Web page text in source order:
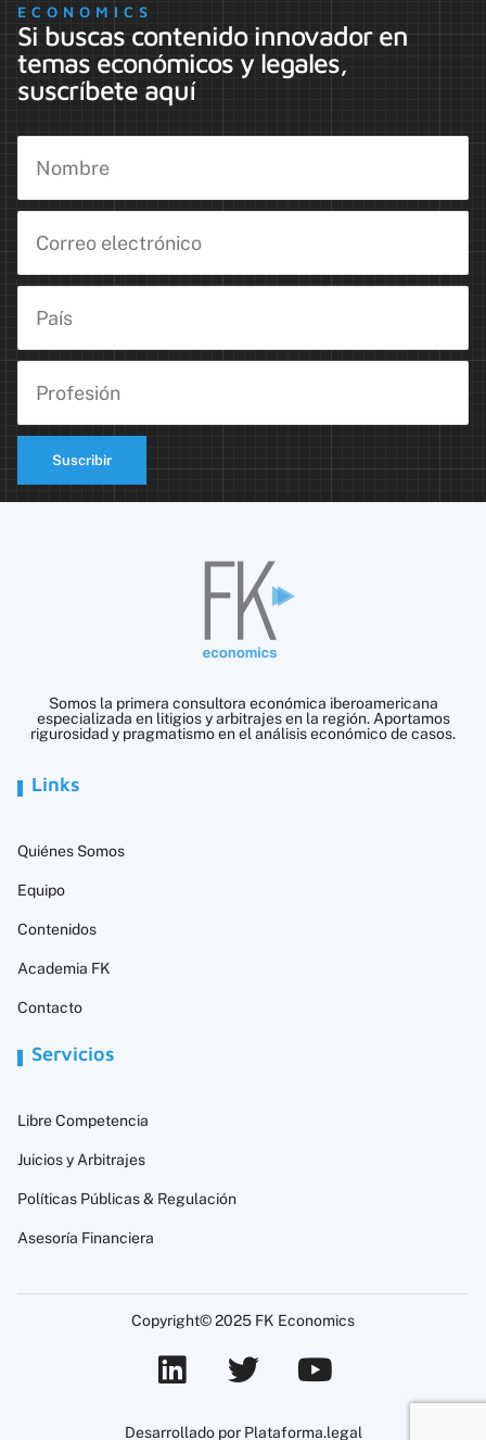
ECONOMICS
Si buscas contenido innovador en
temas económicos y legales,
suscríbete aquí
Suscribir
Somos la primera consultora económica iberoamericana
especializada en litigios y arbitrajes en la región. Aportamos
rigurosidad y pragmatismo en el análisis económico de casos.
Links
Quiénes Somos
Equipo
Contenidos
Academia FK
Contacto
Servicios
Libre Competencia
Juicios y Arbitrajes
Políticas Públicas & Regulación
Asesoría Financiera
Copyright© 2025 FK Economics
Desarrollado por Plataforma.legal